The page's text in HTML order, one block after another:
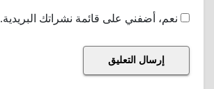
نعم، أضفني على قائمة نشراتك البريدية.